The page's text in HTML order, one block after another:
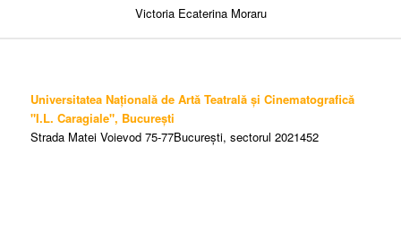
Victoria Ecaterina Moraru
Universitatea Națională de Artă Teatrală și Cinematografică
"I.L. Caragiale", București
Strada Matei Voievod 75-77București, sectorul 2021452